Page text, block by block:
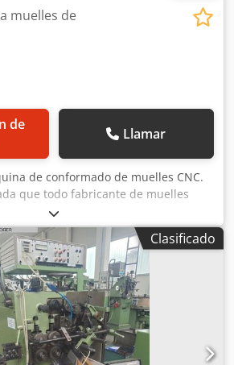
muelles de
Llamar
de conformado de muelles CNC.
que todo fabricante de muelles
taller de muelles para obtener uno de
mercado. Dwedpjtv D Awefx Aivea
Clasificado